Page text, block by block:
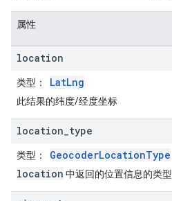
属性
location
类型 ： LatLng
此结果的纬度/经度坐标
location type
类型 ： GeocoderLocationType
location 中返回的位置信息的类型